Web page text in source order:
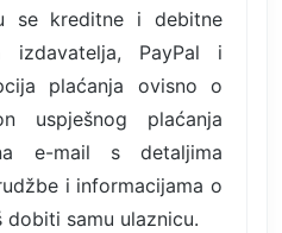
se kreditne i debitne
PayPal i
plaćanja ovisno o
uspješnog plaćanja
e-mail s detaljima
i informacijama o
samu ulaznicu.